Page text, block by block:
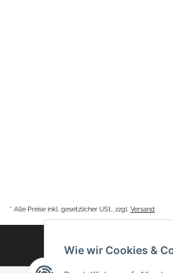
* Alle Preise inkl. gesetzlicher USt., zzgl. Versand
Wie wir Cookies &